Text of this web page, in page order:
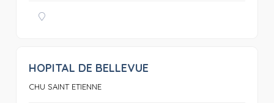
HOPITAL DE BELLEVUE
CHU SAINT ETIENNE